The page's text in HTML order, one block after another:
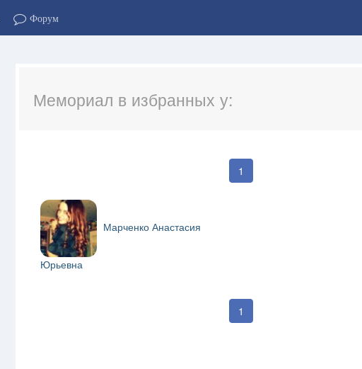
Форум
Мемориал в избранных у:
1
Марченко Анастасия
Юрьевна
1